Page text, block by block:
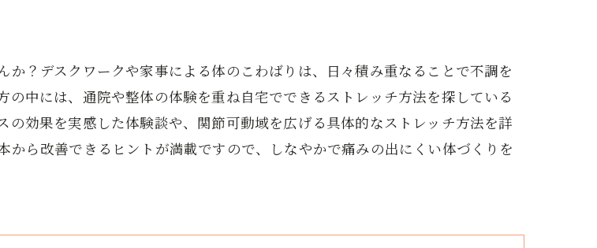
？デスクワークや家事による体のこわばりは、日々積み重なることで不調を
中には、通院や整体の体験を重ね自宅でできるストレッチ方法を探している
効果を実感した体験談や、関節可動域を広げる具体的なストレッチ方法を詳
ら改善できるヒントが満載ですので、しなやかで痛みの出にくい体づくりを